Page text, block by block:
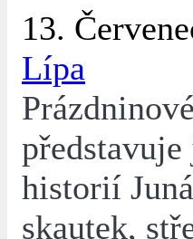
13.
Lípa
historií
skautek,